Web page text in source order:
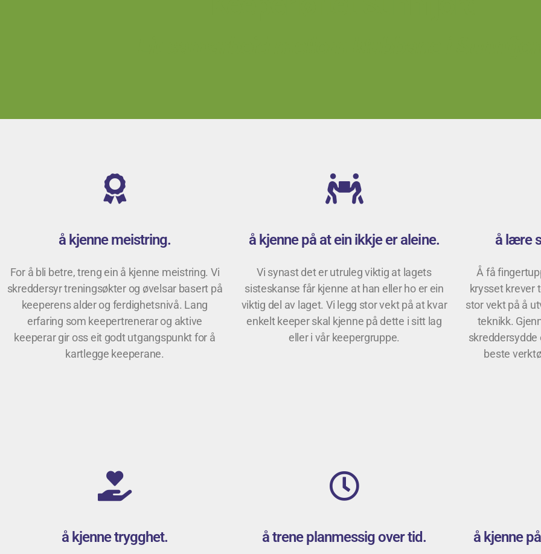
å kjenne meistring.
For å bli betre, treng ein å kjenne meistring. Vi
skreddersyr treningsøkter og øvelsar basert på
keeperens alder og ferdighetsnivå. Lang
erfaring som keepertrenerar og aktive
keeperar gir oss eit godt utgangspunkt for å
kartlegge keeperane.
å kjenne på at ein ikkje er aleine.
Vi synast det er utruleg viktig at lagets
sisteskanse får kjenne at han eller ho er ein
viktig del av laget. Vi legg stor vekt på at kvar
enkelt keeper skal kjenne på dette i sitt lag
eller i vår keepergruppe.
å lære
Å få
krysset krever
stor vekt på å
teknikk.
skreddersydde
beste
å kjenne trygghet. å trene planmessig over tid. å kjenne